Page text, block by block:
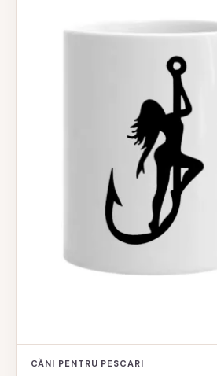
CĂNI PENTRU PESCARI